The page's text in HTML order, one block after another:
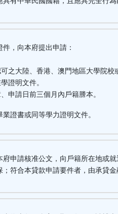
，向本府提出申請：
之大陸、香港、澳門地區大學院校
證明文件。
申請日前三個月內戶籍謄本。
證書或同等學力證明文件。
申請核准公文，向戶籍所在地或
符合本貸款申請要件者，由承貸